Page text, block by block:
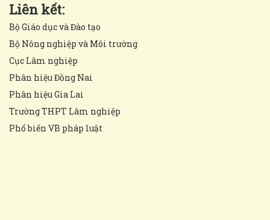
Liên kết:
Bộ Giáo dục và Đào tạo
Bộ Nông nghiệp và Môi trường
Cục Lâm nghiệp
Phân hiệu Đồng Nai
Phân hiệu Gia Lai
Trường THPT Lâm nghiệp
Phổ biến VB pháp luật